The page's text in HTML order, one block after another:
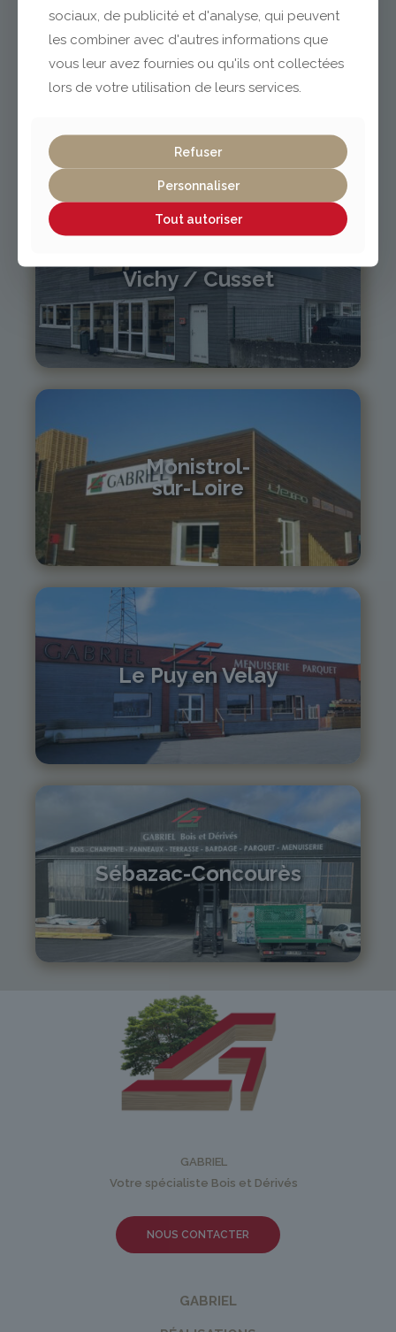
Clermont-Ferrand
04 73 42 18 38
lexpo@gabriel-sa.fr
Vichy / Cusset
04 70 97 56 39
cusset@gabriel-sa.fr
Monistrol-
sur-Loire
monistrol@gabriel-sa.fr
Le Puy en Velay
04 71 01 13 30
lepuy@gabriel-sa.fr
Sébazac-Concourès
05 81 55 83 89
monistrol@gabriel-sa.fr
GABRIEL
Votre spécialiste Bois et Dérivés
NOUS CONTACTER
GABRIEL
sociaux, de publicité et d'analyse, qui peuvent
les combiner avec d'autres informations que
vous leur avez fournies ou qu'ils ont collectées
lors de votre utilisation de leurs services.
Refuser
Personnaliser
Tout autoriser